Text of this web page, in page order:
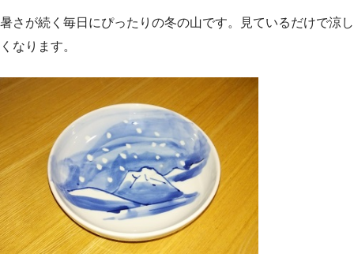
暑さが続く毎日にぴったりの冬の山です。見ているだけで涼し
くなります。